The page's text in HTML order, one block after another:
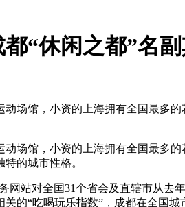
“休闲之都”名
场馆，小资的上海拥有全国最多
场馆，小资的上海拥有全国最多
的城市性格。
网站对全国31个省会及直辖市从
的“吃喝玩乐指数”，成都在全国城